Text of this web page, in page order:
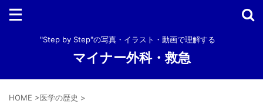
"Step by Step"の写真・イラスト・動画で理解する
マイナー外科・救急
HOME >医学の歴史 >